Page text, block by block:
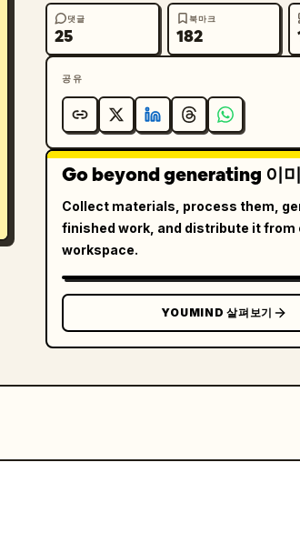
댓글
25
북마크
182
공유
Go beyond generating 이
Collect materials, process them,
finished work, and distribute it from
workspace.
YOUMIND 살펴보기